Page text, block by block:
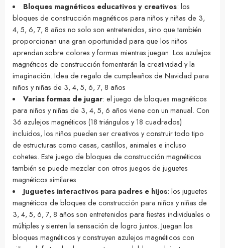
Bloques magnéticos educativos y creativos: los
bloques de construcción magnéticos para niños y niñas de 3,
4, 5, 6, 7, 8 años no solo son entretenidos, sino que también
proporcionan una gran oportunidad para que los niños
aprendan sobre colores y formas mientras juegan. Los azulejos
magnéticos de construcción fomentarán la creatividad y la
imaginación. Idea de regalo de cumpleaños de Navidad para
niños y niñas de 3, 4, 5, 6, 7, 8 años
Varias formas de jugar: el juego de bloques magnéticos
para niños y niñas de 3, 4, 5, 6 años viene con un manual. Con
36 azulejos magnéticos (18 triángulos y 18 cuadrados)
incluidos, los niños pueden ser creativos y construir todo tipo
de estructuras como casas, castillos, animales e incluso
cohetes. Este juego de bloques de construcción magnéticos
también se puede mezclar con otros juegos de juguetes
magnéticos similares
Juguetes interactivos para padres e hijos: los juguetes
magnéticos de bloques de construcción para niños y niñas de
3, 4, 5, 6, 7, 8 años son entretenidos para fiestas individuales o
múltiples y sienten la sensación de logro juntos. Juegan los
bloques magnéticos y construyen azulejos magnéticos con